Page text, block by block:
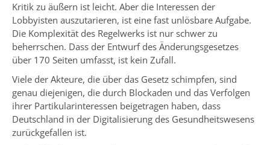
Kritik zu äußern ist leicht. Aber die Interessen der
Lobbyisten auszutarieren, ist eine fast unlösbare Aufgabe.
Die Komplexität des Regelwerks ist nur schwer zu
beherrschen. Dass der Entwurf des Änderungsgesetzes
über 170 Seiten umfasst, ist kein Zufall.
Viele der Akteure, die über das Gesetz schimpfen, sind
genau diejenigen, die durch Blockaden und das Verfolgen
ihrer Partikularinteressen beigetragen haben, dass
Deutschland in der Digitalisierung des Gesundheitswesens
zurückgefallen ist.